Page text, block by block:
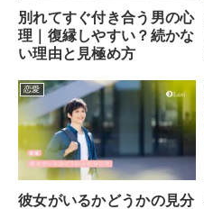
別れてすぐ付き合う男の心
理｜復縁しやすい？続かな
い理由と見極め方
恋愛
彼女がいるかどうかの見分